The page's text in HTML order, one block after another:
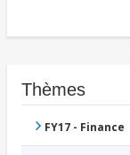
Thèmes
FY17 - Finance